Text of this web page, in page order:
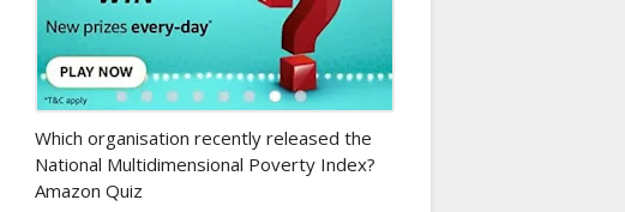
Which organisation recently released the
National Multidimensional Poverty Index?
Amazon Quiz